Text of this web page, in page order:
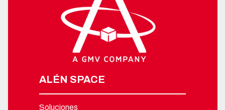
ALÉN SPACE
Soluciones